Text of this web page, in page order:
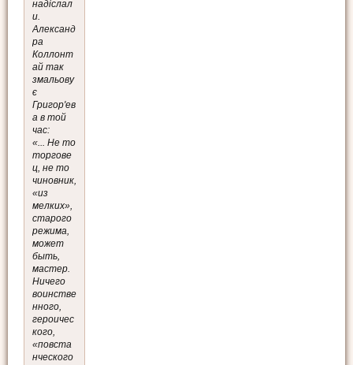
надіслал
и.
Александ
ра
Коллонт
ай так
змальову
є
Григор'ев
а в той
час:
«... Не то
торгове
ц, не то
чиновник,
«из
мелких»,
старого
режима,
может
быть,
мастер.
Ничего
воинстве
нного,
героичес
кого,
«повста
нческого